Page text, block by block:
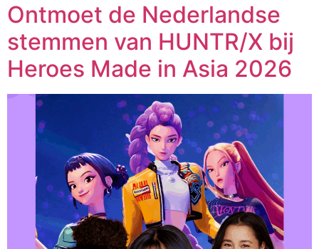
Ontmoet de Nederlandse
stemmen van HUNTR/X bij
Heroes Made in Asia 2026